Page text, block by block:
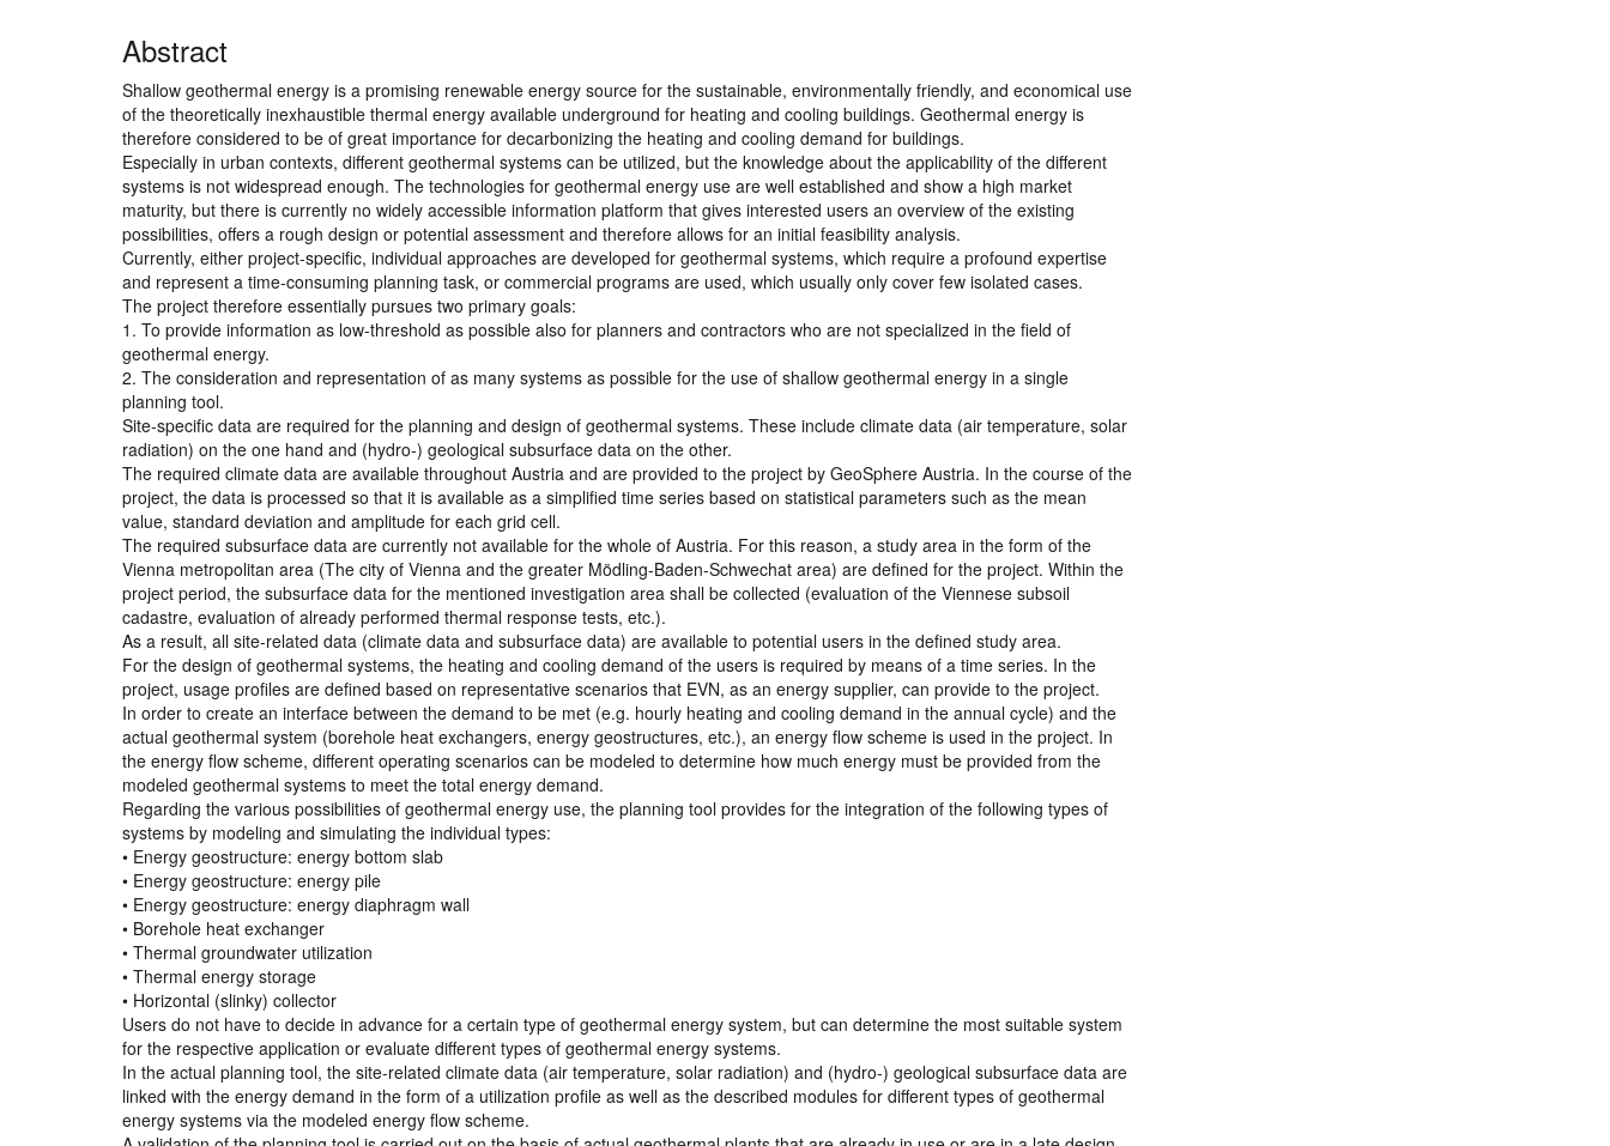
Abstract
Shallow geothermal energy is a promising renewable energy source for the sustainable, environmentally friendly, and economical use
of the theoretically inexhaustible thermal energy available underground for heating and cooling buildings. Geothermal energy is
therefore considered to be of great importance for decarbonizing the heating and cooling demand for buildings.
Especially in urban contexts, different geothermal systems can be utilized, but the knowledge about the applicability of the different
systems is not widespread enough. The technologies for geothermal energy use are well established and show a high market
maturity, but there is currently no widely accessible information platform that gives interested users an overview of the existing
possibilities, offers a rough design or potential assessment and therefore allows for an initial feasibility analysis.
Currently, either project-specific, individual approaches are developed for geothermal systems, which require a profound expertise
and represent a time-consuming planning task, or commercial programs are used, which usually only cover few isolated cases.
The project therefore essentially pursues two primary goals:
1. To provide information as low-threshold as possible also for planners and contractors who are not specialized in the field of
geothermal energy.
2. The consideration and representation of as many systems as possible for the use of shallow geothermal energy in a single
planning tool.
Site-specific data are required for the planning and design of geothermal systems. These include climate data (air temperature, solar
radiation) on the one hand and (hydro-) geological subsurface data on the other.
The required climate data are available throughout Austria and are provided to the project by GeoSphere Austria. In the course of the
project, the data is processed so that it is available as a simplified time series based on statistical parameters such as the mean
value, standard deviation and amplitude for each grid cell.
The required subsurface data are currently not available for the whole of Austria. For this reason, a study area in the form of the
Vienna metropolitan area (The city of Vienna and the greater Mödling-Baden-Schwechat area) are defined for the project. Within the
project period, the subsurface data for the mentioned investigation area shall be collected (evaluation of the Viennese subsoil
cadastre, evaluation of already performed thermal response tests, etc.).
As a result, all site-related data (climate data and subsurface data) are available to potential users in the defined study area.
For the design of geothermal systems, the heating and cooling demand of the users is required by means of a time series. In the
project, usage profiles are defined based on representative scenarios that EVN, as an energy supplier, can provide to the project.
In order to create an interface between the demand to be met (e.g. hourly heating and cooling demand in the annual cycle) and the
actual geothermal system (borehole heat exchangers, energy geostructures, etc.), an energy flow scheme is used in the project. In
the energy flow scheme, different operating scenarios can be modeled to determine how much energy must be provided from the
modeled geothermal systems to meet the total energy demand.
Regarding the various possibilities of geothermal energy use, the planning tool provides for the integration of the following types of
systems by modeling and simulating the individual types:
• Energy geostructure: energy bottom slab
• Energy geostructure: energy pile
• Energy geostructure: energy diaphragm wall
• Borehole heat exchanger
• Thermal groundwater utilization
• Thermal energy storage
• Horizontal (slinky) collector
Users do not have to decide in advance for a certain type of geothermal energy system, but can determine the most suitable system
for the respective application or evaluate different types of geothermal energy systems.
In the actual planning tool, the site-related climate data (air temperature, solar radiation) and (hydro-) geological subsurface data are
linked with the energy demand in the form of a utilization profile as well as the described modules for different types of geothermal
energy systems via the modeled energy flow scheme.